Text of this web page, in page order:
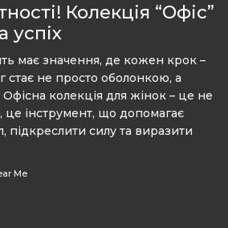
Колекція “Офіс”
успіх
має значення, де кожен крок –
стає не просто оболонкою, а
колекція для жінок – це не
це інструмент, що допомагає
підкреслити силу та виразити
Me